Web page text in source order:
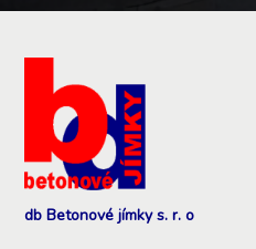
db Betonové jímky s. r. o